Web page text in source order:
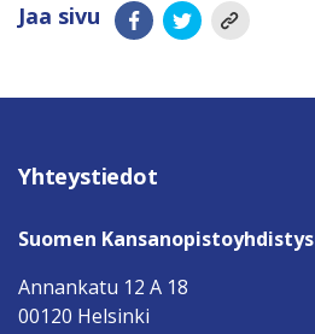
Jaa sivu
Yhteystiedot
Suomen Kansanopistoyhdistys
Annankatu 12 A 18
00120 Helsinki